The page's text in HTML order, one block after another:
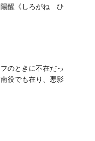
陽醒《しろがね ひ
のときに不在だっ
役でも在り、悪影